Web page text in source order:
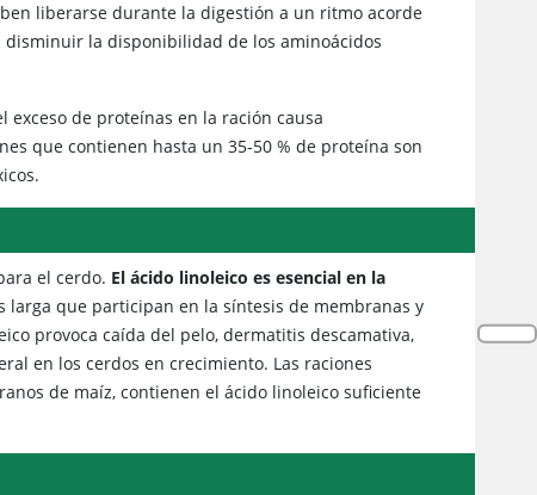
liberarse durante la digestión a un ritmo acorde
disminuir la disponibilidad de los aminoácidos
de proteínas en la ración causa
que contienen hasta un 35-50 % de proteína son
el cerdo. El ácido linoleico es esencial en la
larga que participan en la síntesis de membranas y
provoca caída del pelo, dermatitis descamativa,
en los cerdos en crecimiento. Las raciones
de maíz, contienen el ácido linoleico suficiente